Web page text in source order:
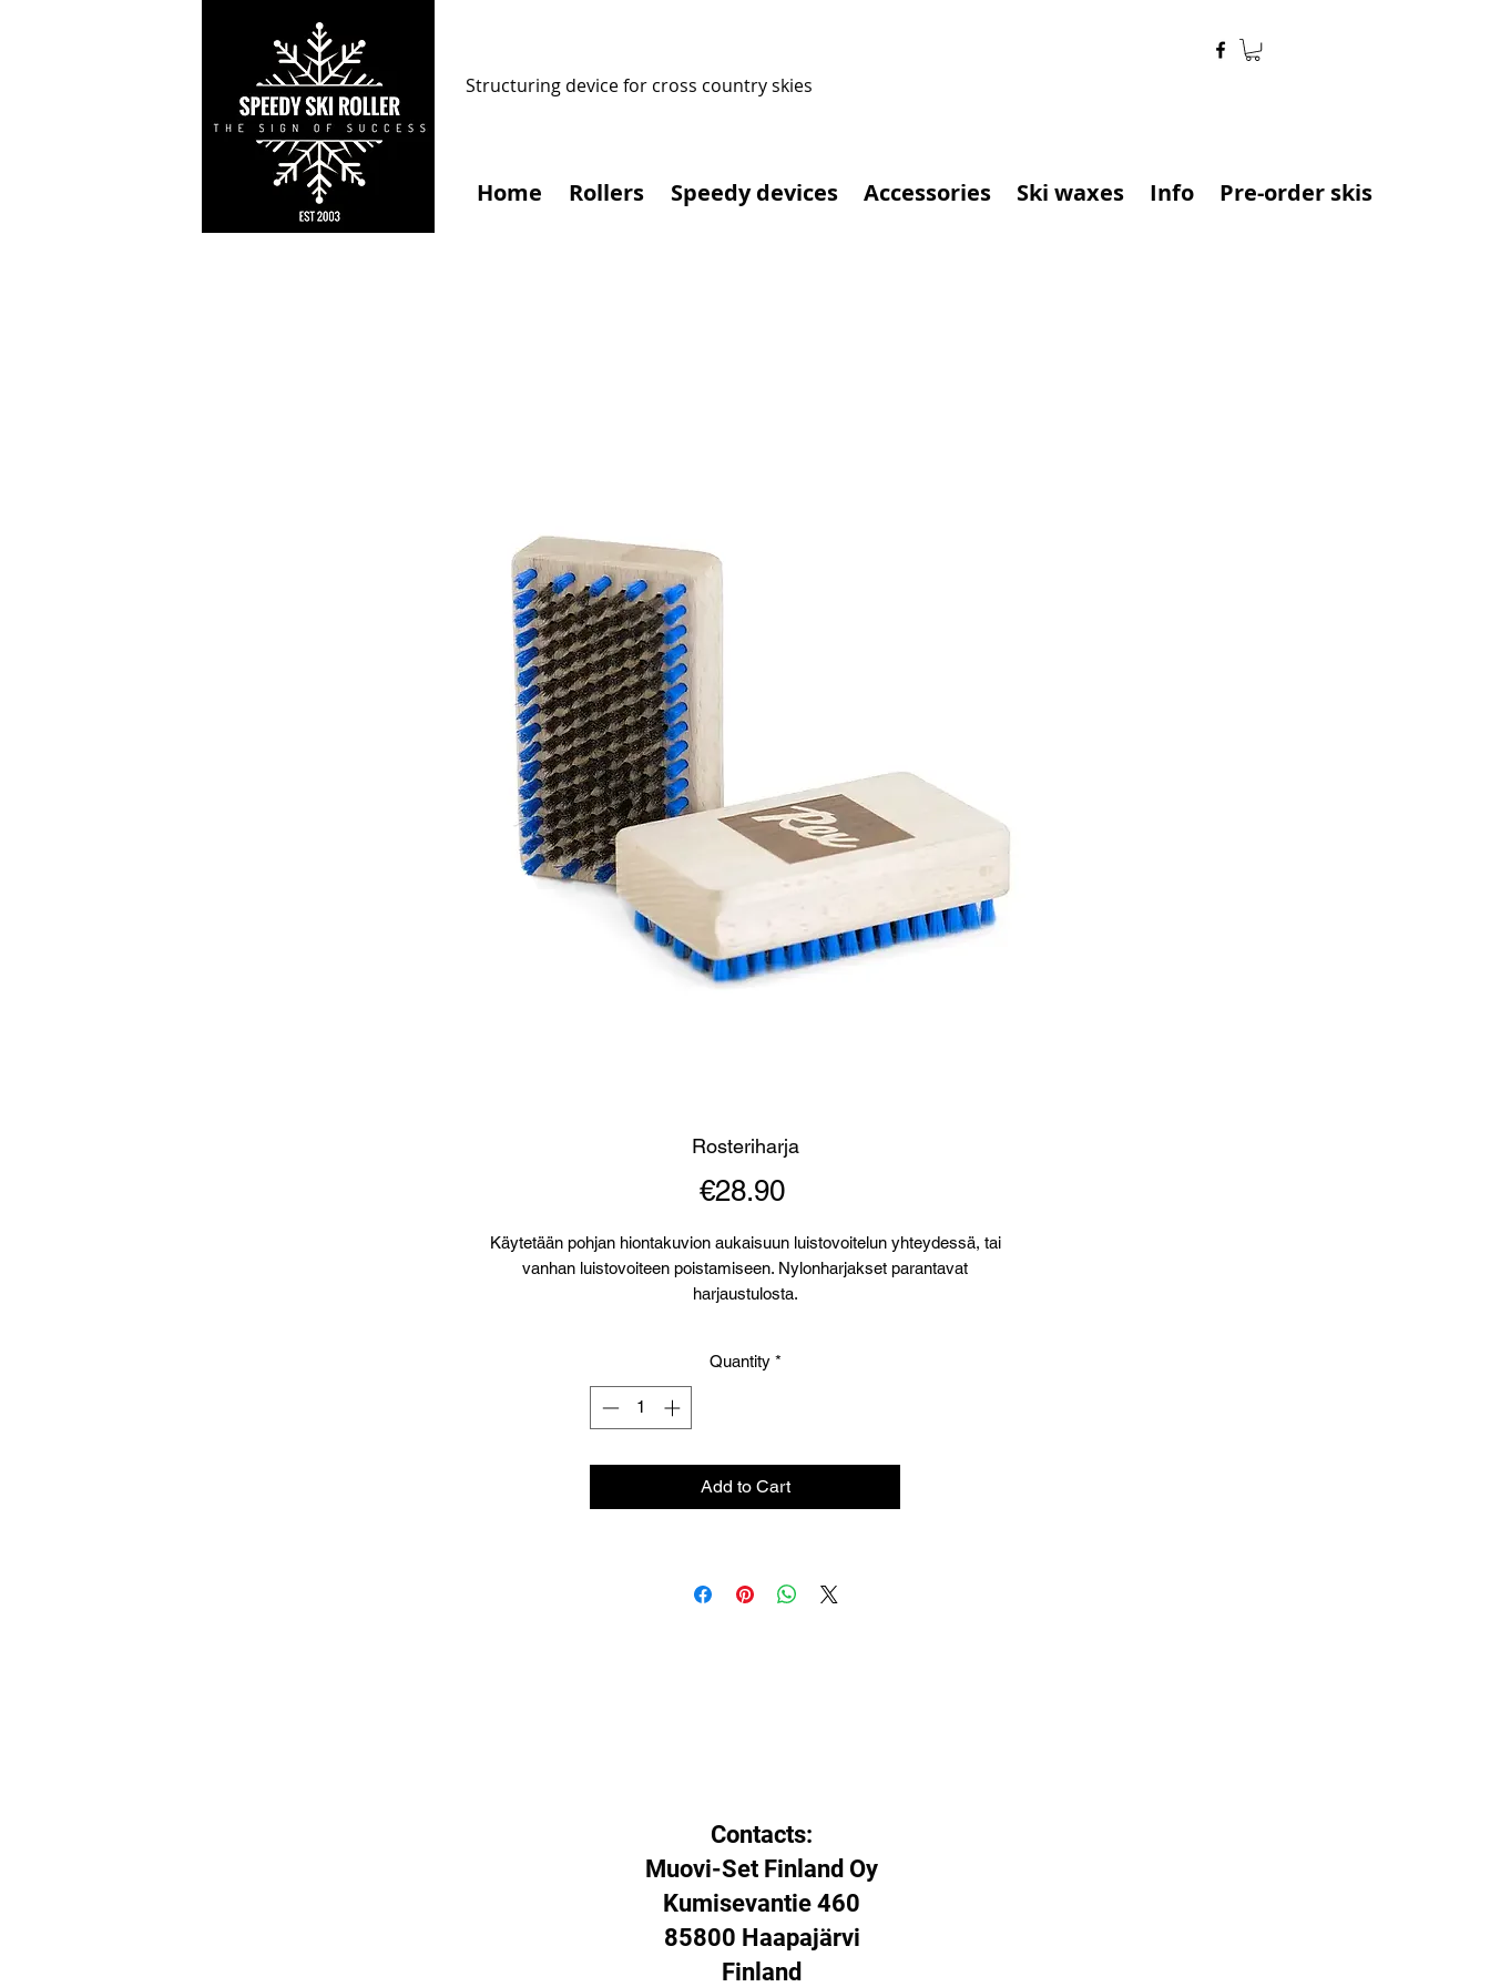
Structuring device for cross country skies
Home Rollers Speedy devices Accessories Ski waxes Info Pre-order skis
Rosteriharja
€28.90Price
Käytetään pohjan hiontakuvion aukaisuun luistovoitelun yhteydessä, tai
vanhan luistovoiteen poistamiseen. Nylonharjakset parantavat
harjaustulosta.
Quantity *
Add to Cart
Contacts:
Muovi-Set Finland Oy
Kumisevantie 460
85800 Haapajärvi
Finland